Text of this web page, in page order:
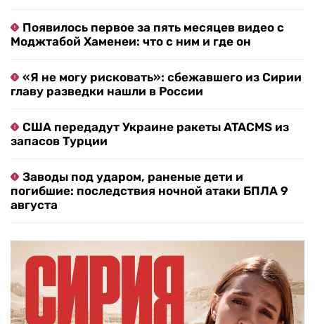
Появилось первое за пять месяцев видео с
Моджтабой Хаменеи: что с ним и где он
«Я не могу рисковать»: сбежавшего из Сирии
главу разведки нашли в России
США передадут Украине ракеты ATACMS из
запасов Турции
Заводы под ударом, раненые дети и
погибшие: последствия ночной атаки БПЛА 9
августа